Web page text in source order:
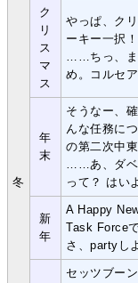
冬
ク
リ
ス
マ
ス
やっぱ、ク
ーキー一択！
……ちっ、ま
め。コルセ
年
末
そうなー、
んな任務に
の第二次中
……あ、ダベ
って？ はい
新
年
A Happy
Task Force
さ、partyし
セッツブー